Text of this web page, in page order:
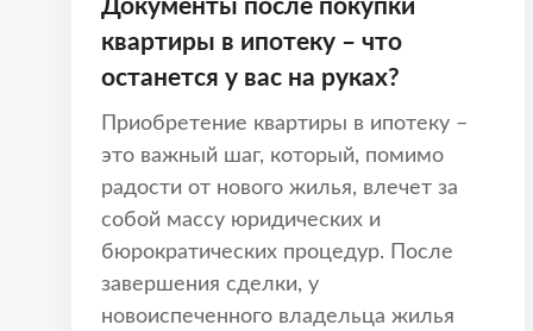
Документы после покупки
квартиры в ипотеку – что
останется у вас на руках?
Приобретение квартиры в ипотеку –
это важный шаг, который, помимо
радости от нового жилья, влечет за
собой массу юридических и
бюрократических процедур. После
завершения сделки, у
новоиспеченного владельца жилья